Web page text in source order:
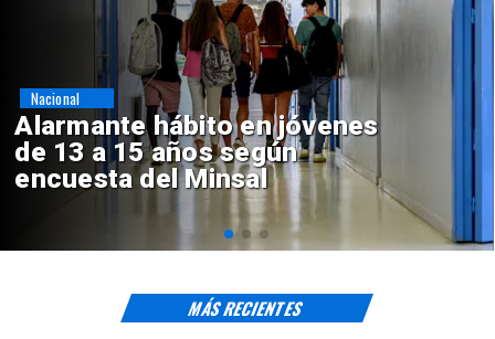
Aprueban creación del Parque
Sebastián Piñera con inversión
de $4 mil millones
Regiones
MÁS RECIENTES